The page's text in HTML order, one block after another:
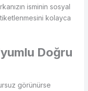
isminin sosyal
kolayca
Doğru
görünürse